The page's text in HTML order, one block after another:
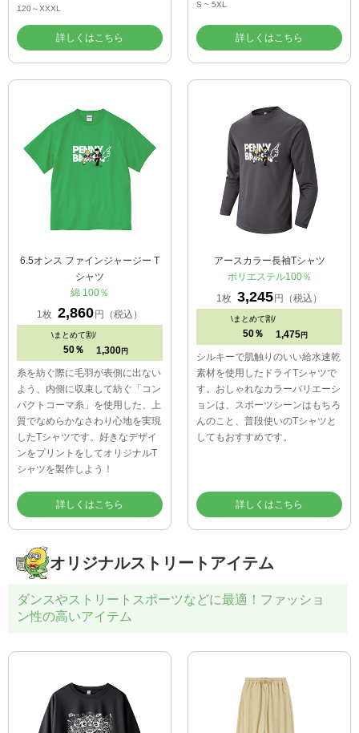
120～XXXL
詳しくはこちら
S ~ 5XL
詳しくはこちら
6.5オンス ファインジャージー T
シャツ
綿 100％
1枚 2,860円（税込）
\まとめて割/
50％ 1,300円
糸を紡ぐ際に毛羽が表側に出ない
よう、内側に収束して紡ぐ「コン
パクトコーマ糸」を使用した、上
質でなめらかなさわり心地を実現
したTシャツです。好きなデザイ
ンをプリントをしてオリジナルT
シャツを製作しよう！
詳しくはこちら
アースカラー長袖Tシャツ
ポリエステル100％
1枚 3,245円（税込）
\まとめて割/
50％ 1,475円
シルキーで肌触りのいい給水速乾
素材を使用したドライTシャツで
す。おしゃれなカラーバリエーシ
ョンは、スポーツシーンはもちろ
んのこと、普段使いのTシャツと
してもおすすめです。
詳しくはこちら
オリジナルストリートアイテム
ダンスやストリートスポーツなどに最適！ファッショ
ン性の高いアイテム